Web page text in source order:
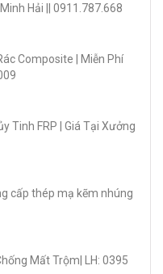
Hải || 0911.787.668
Composite | Miễn Phí
Tinh FRP | Giá Tại Xưởng
cấp thép mạ kẽm nhúng
Mất Trộm| LH: 0395